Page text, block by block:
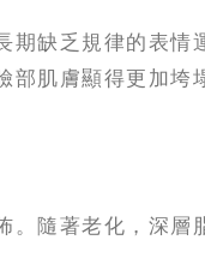
期缺乏規律的表
肌膚顯得更加垮
隨著老化，深